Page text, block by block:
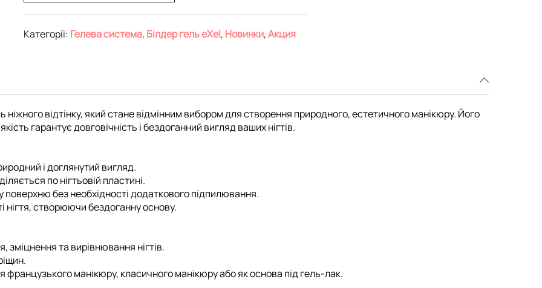
Категорії: Гелева система, Білдер гель eXel, Новинки,Акция
відтінку, який стане відмінним вибором для створення природного, естетичного манікюру. Його
гарантує довговічність і бездоганний вигляд ваших нігтів.
і доглянутий вигляд.
по нігтьовій пластині.
без необхідності додаткового підпилювання.
нігтя, створюючи бездоганну основу.
та вирівнювання нігтів.
французького манікюру, класичного манікюру або як основа під гель-лак.